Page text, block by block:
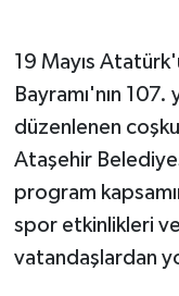
19 Mayıs
Bayramı'nın
düzenlenen
Ataşehir
program
spor etkinlikleri
vatandaşlardan
GÜNDEM
Güvenlik
HABERDE
İNSAN